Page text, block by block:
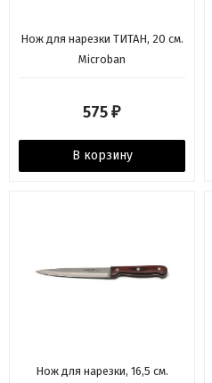
Нож для нарезки ТИТАН, 20 см.
Microban
575 ₽
В корзину
Нож для нарезки, 16,5 см.